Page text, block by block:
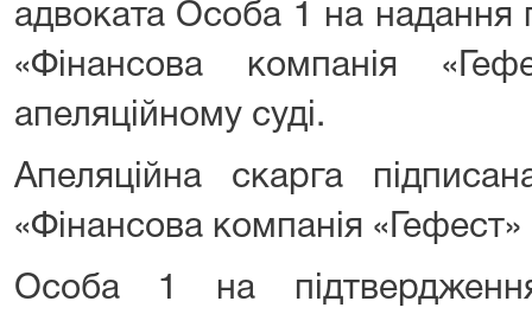
адвоката Особа 1 на надання
«Фінансова компанія
апеляційному суді.
Апеляційна скарга
«Фінансова компанія
Особа 1 на